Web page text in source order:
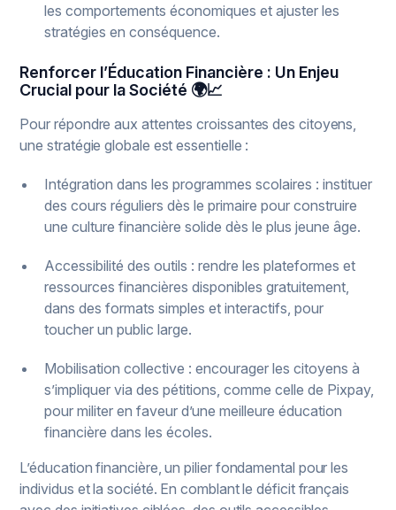
les comportements économiques et ajuster les
stratégies en conséquence.
Renforcer l’Éducation Financière : Un Enjeu
Crucial pour la Société 🌍📈
Pour répondre aux attentes croissantes des citoyens,
une stratégie globale est essentielle :
Intégration dans les programmes scolaires : instituer
des cours réguliers dès le primaire pour construire
une culture financière solide dès le plus jeune âge.
Accessibilité des outils : rendre les plateformes et
ressources financières disponibles gratuitement,
dans des formats simples et interactifs, pour
toucher un public large.
Mobilisation collective : encourager les citoyens à
s’impliquer via des pétitions, comme celle de Pixpay,
pour militer en faveur d’une meilleure éducation
financière dans les écoles.
L’éducation financière, un pilier fondamental pour les
individus et la société. En comblant le déficit français